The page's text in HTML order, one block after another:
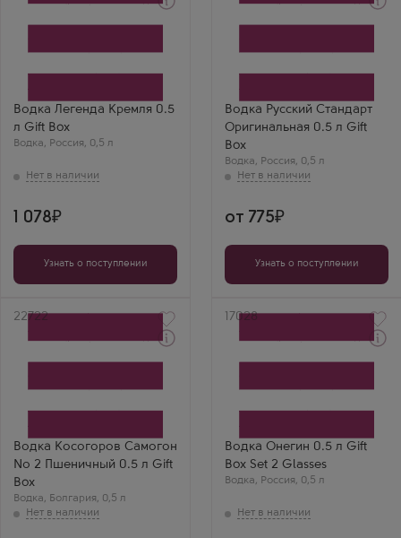
Водка Легенда Кремля 0.5
л Gift Box
Водка, Россия, 0,5 л
подарочной коробке
Легенда Кремля
Мирон Алексеев
Пьётся легко.
1 078
Узнать о поступлении
Водка Русский Стандарт
Оригинальная 0.5 л Gift
Box
Водка, Россия, 0,5 л
в подарочной коробке
Санкт-Петербург
от 775
Узнать о поступлении
Артикул
22722
Водка Косогоров Самогон
№ 2 Пшеничный 0.5 л Gift
Box
Водка, Болгария, 0,5 л
Wheat в подарочной
Бренд
Косогоров Самогон
Артикул
17028
Водка Онегин 0.5 л Gift
Box Set 2 Glasses
Водка, Россия, 0,5 л
коробке
Онегин